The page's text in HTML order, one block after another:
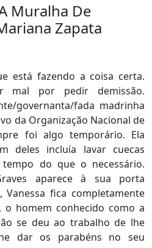
Muralha De
Zapata
está fazendo a coisa certa.
mal por pedir demissão.
governanta/fada madrinha
da Organização Nacional de
foi algo temporário. Ela
deles incluía lavar cuecas
do que o necessário.
aparece à sua porta
fica completamente
o homem conhecido como a
se deu ao trabalho de lhe
dar os parabéns no seu